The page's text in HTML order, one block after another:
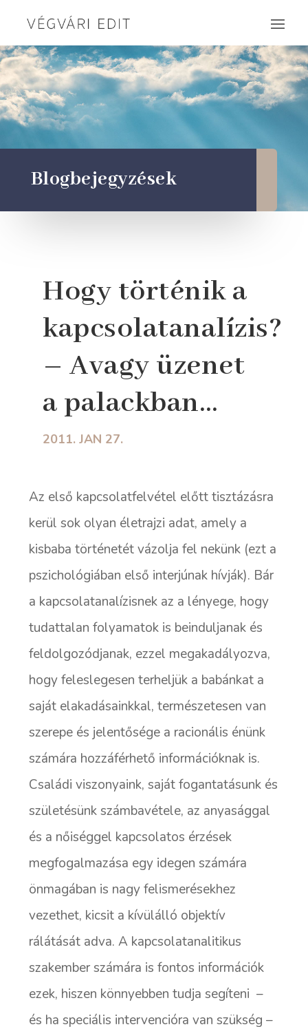
Blogbejegyzések
Hogy történik a
kapcsolatanalízis?
– Avagy üzenet
a palackban…
2011. JAN 27.
Az első kapcsolatfelvétel előtt tisztázásra
kerül sok olyan életrajzi adat, amely a
kisbaba történetét vázolja fel nekünk (ezt a
pszichológiában első interjúnak hívják). Bár
a kapcsolatanalízisnek az a lényege, hogy
tudattalan folyamatok is beinduljanak és
feldolgozódjanak, ezzel megakadályozva,
hogy feleslegesen terheljük a babánkat a
saját elakadásainkkal, természetesen van
szerepe és jelentősége a racionális énünk
számára hozzáférhető információknak is.
Családi viszonyaink, saját fogantatásunk és
születésünk számbavétele, az anyasággal
és a nőiséggel kapcsolatos érzések
megfogalmazása egy idegen számára
önmagában is nagy felismerésekhez
vezethet, kicsit a kívülálló objektív
rálátását adva. A kapcsolatanalitikus
szakember számára is fontos információk
ezek, hiszen könnyebben tudja segíteni –
és ha speciális intervencióra van szükség –